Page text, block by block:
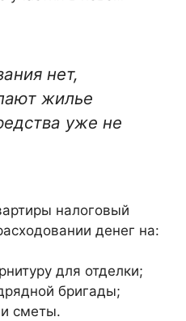
нет,
жилье
уже не
налоговый
денег на:
для отделки;
бригады;
сметы.